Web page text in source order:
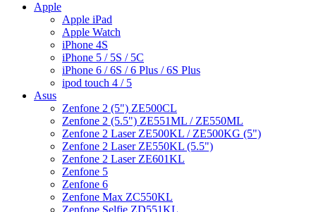
Apple
Apple iPad
Apple Watch
iPhone 4S
iPhone 5 / 5S / 5C
iPhone 6 / 6S / 6 Plus / 6S Plus
ipod touch 4 / 5
Asus
Zenfone 2 (5") ZE500CL
Zenfone 2 (5.5") ZE551ML / ZE550ML
Zenfone 2 Laser ZE500KL / ZE500KG (5")
Zenfone 2 Laser ZE550KL (5.5")
Zenfone 2 Laser ZE601KL
Zenfone 5
Zenfone 6
Zenfone Max ZC550KL
Zenfone Selfie ZD551KL